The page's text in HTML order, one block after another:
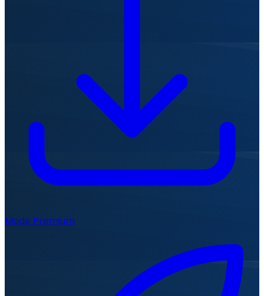
Mode Premium